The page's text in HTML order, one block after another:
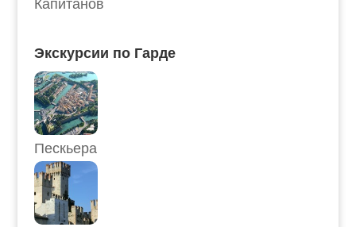
Экскурсии по Гарде
Пескьера